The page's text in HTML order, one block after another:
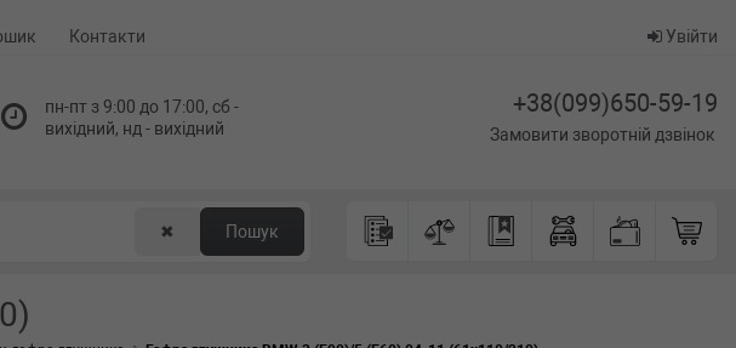
Контакти Увійти
пн-пт з 9:00 до 17:00, сб -
вихідний, нд - вихідний
+38(099)650-59-19
Замовити зворотній дзвінок
✖ Пошук